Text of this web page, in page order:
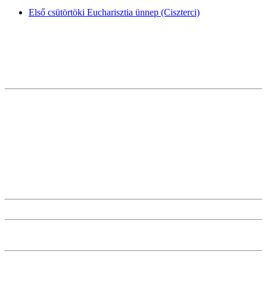
Első csütörtöki Eucharisztia ünnep (Ciszterci)